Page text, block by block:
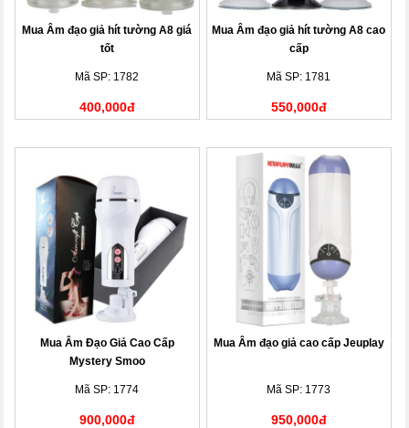
Mua Âm đạo giả hít tường A8 giá
tốt
Mã SP: 1782
400,000đ
Mua Âm đạo giả hít tường A8 cao
cấp
Mã SP: 1781
550,000đ
Mua Âm Đạo Giả Cao Cấp
Mystery Smoo
Mã SP: 1774
900,000đ
Mua Âm đạo giả cao cấp Jeuplay
Mã SP: 1773
950,000đ